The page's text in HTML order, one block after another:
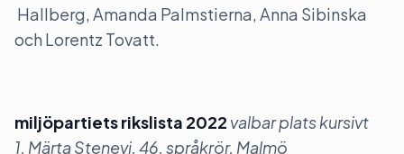
Hallberg, Amanda Palmstierna, Anna Sibinska
och Lorentz Tovatt.
miljöpartiets rikslista 2022 valbar plats kursivt
1. Märta Stenevi, 46, språkrör, Malmö